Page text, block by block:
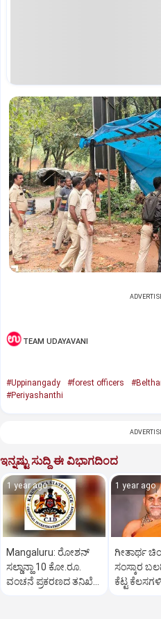
TEAM UDAYAVANI
#Uppinangady #forest officers
#Periyashanthi
ಇನ್ನಷ್ಟು ಸುದ್ದಿ ಈ ವಿಭಾಗದಿಂದ
1 year ago
Mangaluru: ರೋಶನ್‌
ಸಲ್ಡಾನ್ಹಾ 10 ಕೋ.ರೂ.
ವಂಚನೆ ಪ್ರಕರಣದ ತನಿಖೆ
1 year ago
ಗೀತಾರ್ಥ
ಸಂಸ್ಕಾರ
ಕೆಟ್ಟ